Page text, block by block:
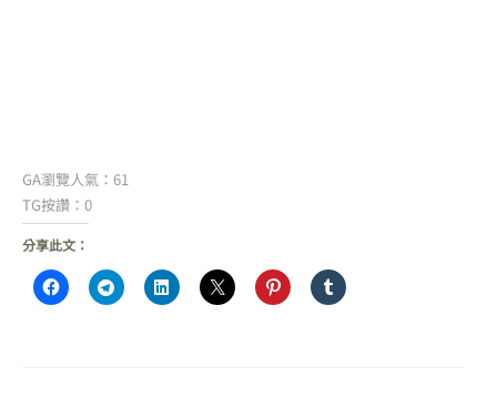
GA瀏覽人氣：61
TG按讚：0
分享此文：